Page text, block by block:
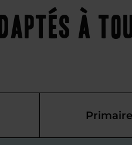
à
Primaire